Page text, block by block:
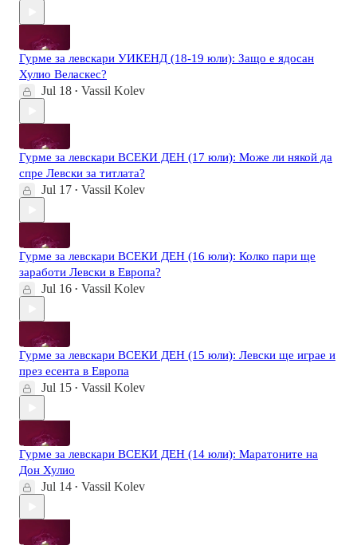
Гурме за левскари УИКЕНД (18-19 юли): Защо е ядосан
Хулио Веласкес?
Jul 18 • Vassil Kolev
Гурме за левскари ВСЕКИ ДЕН (17 юли): Може ли някой да
спре Левски за титлата?
Jul 17 • Vassil Kolev
Гурме за левскари ВСЕКИ ДЕН (16 юли): Колко пари ще
заработи Левски в Европа?
Jul 16 • Vassil Kolev
Гурме за левскари ВСЕКИ ДЕН (15 юли): Левски ще играе и
през есента в Европа
Jul 15 • Vassil Kolev
Гурме за левскари ВСЕКИ ДЕН (14 юли): Маратоните на
Дон Хулио
Jul 14 • Vassil Kolev